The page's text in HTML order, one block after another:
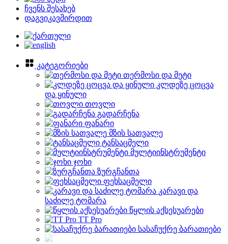
ჩვენს შესახებ
დაგვიკავშირდით
კატეგორიები
თერმოსი და მეტი
კლდეზე ცოცვა
და ყინული
თოვლი
გადარჩენა
ფანარი
მზის სათვალე
ტანსაცმელი
მულტიინსტრუმენტი
ჯოხი
ზურგჩანთა
ფეხსაცმელი
კარავი და
საძილე ტომარა
წყლის აქსესუარები
TT Pro
სასაჩუქრე ბარათიები